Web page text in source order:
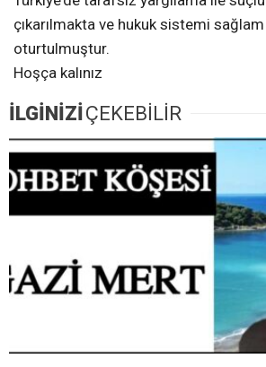
çıkarılmakta ve hukuk sistemi
oturtulmuştur.
Hoşça kalınız
İLGİNİZİÇEKEBİLİR